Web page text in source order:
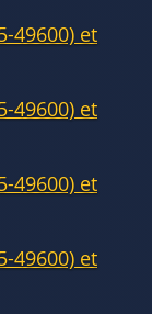
49600) et
49600) et
49600) et
49600) et